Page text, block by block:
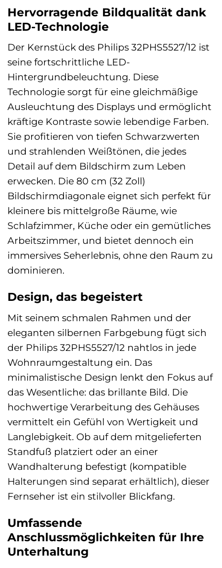
Hervorragende Bildqualität dank
LED-Technologie
Der Kernstück des Philips 32PHS5527/12 ist
seine fortschrittliche LED-
Hintergrundbeleuchtung. Diese
Technologie sorgt für eine gleichmäßige
Ausleuchtung des Displays und ermöglicht
kräftige Kontraste sowie lebendige Farben.
Sie profitieren von tiefen Schwarzwerten
und strahlenden Weißtönen, die jedes
Detail auf dem Bildschirm zum Leben
erwecken. Die 80 cm (32 Zoll)
Bildschirmdiagonale eignet sich perfekt für
kleinere bis mittelgroße Räume, wie
Schlafzimmer, Küche oder ein gemütliches
Arbeitszimmer, und bietet dennoch ein
immersives Seherlebnis, ohne den Raum zu
dominieren.
Design, das begeistert
Mit seinem schmalen Rahmen und der
eleganten silbernen Farbgebung fügt sich
der Philips 32PHS5527/12 nahtlos in jede
Wohnraumgestaltung ein. Das
minimalistische Design lenkt den Fokus auf
das Wesentliche: das brillante Bild. Die
hochwertige Verarbeitung des Gehäuses
vermittelt ein Gefühl von Wertigkeit und
Langlebigkeit. Ob auf dem mitgelieferten
Standfuß platziert oder an einer
Wandhalterung befestigt (kompatible
Halterungen sind separat erhältlich), dieser
Fernseher ist ein stilvoller Blickfang.
Umfassende
Anschlussmöglichkeiten für Ihre
Unterhaltung